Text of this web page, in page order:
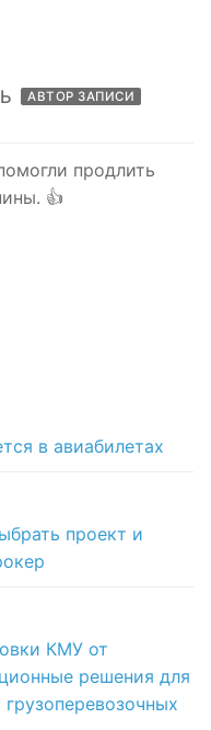
АВТОР ЗАПИСИ
продлить
👍
в авиабилетах
проект и
КМУ от
решения для